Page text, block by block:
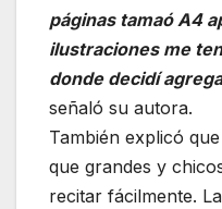
páginas tamaó A4
ilustraciones me
donde decidí
señaló su autora.
También explicó
que grandes y
recitar fácilmente.